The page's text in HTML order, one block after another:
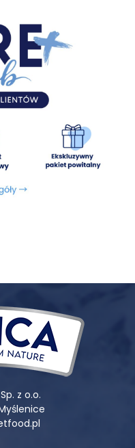
11%, tłuszcz surowy
1,4%, włókno surowe
fosfor 0,25%.
podano w celach
może się zmieniać w
utrzymania, stanu
z o.o.